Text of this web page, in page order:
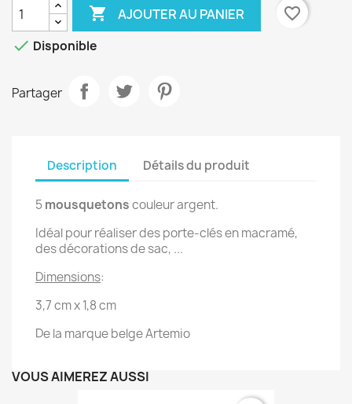
 AJOUTER AU PANIER
favorite_border
 Disponible
Partager
Description Détails du produit
5 mousquetonscouleur argent.
Idéal pour réaliser des porte-clés en macramé,
des décorations de sac, ...
Dimensions:
3,7 cm x 1,8 cm
De la marque belge Artemio
VOUS AIMEREZ AUSSI